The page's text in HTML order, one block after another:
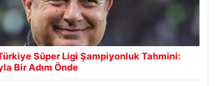
Süper Ligi Şampiyonluk Tahmini:
Bir Adım Önde